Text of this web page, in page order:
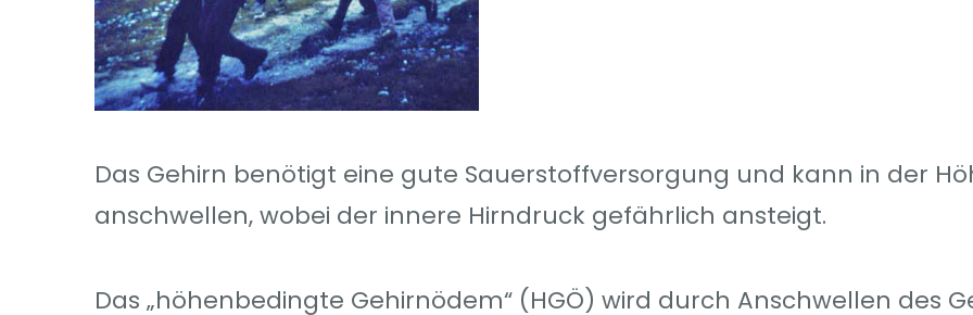
Das Gehirn benötigt eine gute Sauerstoffversorgung und kann in der
anschwellen, wobei der innere Hirndruck gefährlich ansteigt.
Das „höhenbedingte Gehirnödem“ (HGÖ) wird durch Anschwellen des